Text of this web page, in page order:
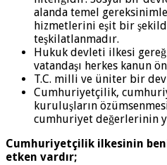
alanda temel
hizmetlerini eşit bir
teşkilatlanmadır.
Hukuk devleti ilkesi
vatandaşı herkes kanun
T.C. milli ve üniter bir
Cumhuriyetçilik,
kuruluşların
cumhuriyet değerlerinin
Cumhuriyetçilik ilkesinin
etken vardır;